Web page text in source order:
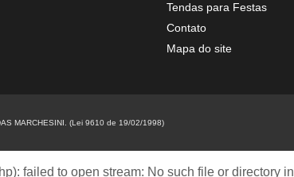
Tendas para Festas
Contato
Mapa do site
MARCHESINI. (Lei 9610 de 19/02/1998)
failed to open stream: No such file or directory in